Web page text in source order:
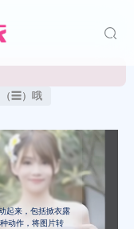
（☰）哦
起来，包括掀衣露
动作，将图片转